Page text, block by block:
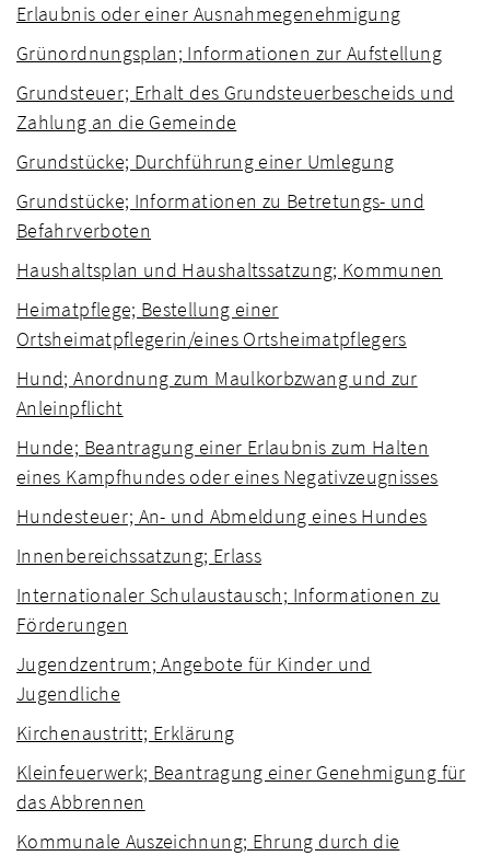
Erlaubnis oder einer Ausnahmegenehmigung
Grünordnungsplan; Informationen zur Aufstellung
Grundsteuer; Erhalt des Grundsteuerbescheids und
Zahlung an die Gemeinde
Grundstücke; Durchführung einer Umlegung
Grundstücke; Informationen zu Betretungs- und
Befahrverboten
Haushaltsplan und Haushaltssatzung; Kommunen
Heimatpflege; Bestellung einer
Ortsheimatpflegerin/eines Ortsheimatpflegers
Hund; Anordnung zum Maulkorbzwang und zur
Anleinpflicht
Hunde; Beantragung einer Erlaubnis zum Halten
eines Kampfhundes oder eines Negativzeugnisses
Hundesteuer; An- und Abmeldung eines Hundes
Innenbereichssatzung; Erlass
Internationaler Schulaustausch; Informationen zu
Förderungen
Jugendzentrum; Angebote für Kinder und
Jugendliche
Kirchenaustritt; Erklärung
Kleinfeuerwerk; Beantragung einer Genehmigung für
das Abbrennen
Kommunale Auszeichnung; Ehrung durch die